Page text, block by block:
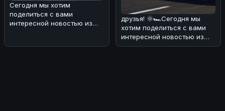
Сегодня мы хотим
поделиться с вами
интересной новостью из
друзья! 🌞🏎Сегодня мы
хотим поделиться с вами
интересной новостью из
мира BMW. В Европе уже в